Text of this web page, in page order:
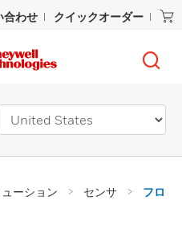
合わせ クイックオーダー
ーション センサ
フロ